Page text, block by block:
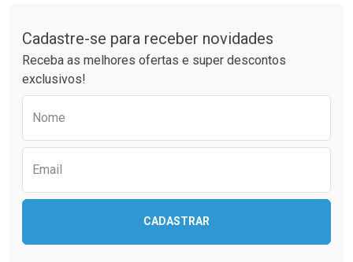
Cadastre-se para receber novidades
Receba as melhores ofertas e super descontos
exclusivos!
Nome
Email
CADASTRAR